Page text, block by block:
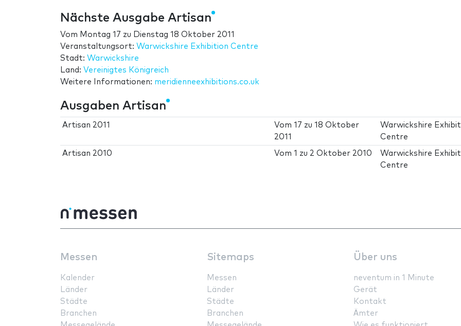
Nächste Ausgabe Artisan
Vom Montag 17 zu Dienstag 18 Oktober 2011
Veranstaltungsort: Warwickshire Exhibition Centre
Stadt: Warwickshire
Land: Vereinigtes Königreich
Weitere Informationen: meridienneexhibitions.co.uk
Ausgaben Artisan
Artisan 2011 Vom17 zu18 Oktober
2011
Warwickshire
Centre
Artisan 2010 Vom1 zu 2 Oktober 2010
Warwickshire
Centre
Messen
Kalender
Länder
Städte
Branchen
Sitemaps
Messen
Länder
Städte
Branchen
Über uns
neventum in 1 Minute
Gerät
Kontakt
Ämter